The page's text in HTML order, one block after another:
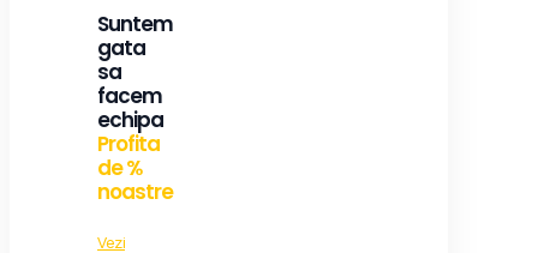
Suntem
gata
sa
facem
echipa
Profita
de %
noastre
Vezi